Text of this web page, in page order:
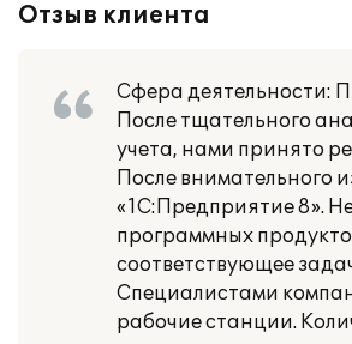
Отзыв клиента
Сфера деятельности:
После тщательного
учета, нами принято
После внимательного
«1С:Предприятие 8».
программных
соответствующее
Специалистами
рабочие станции.